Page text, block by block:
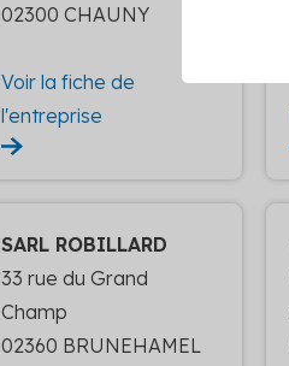
02300 CHAUNY
Voir la fiche de
l'entreprise
SARL ROBILLARD
33 rue du Grand
Champ
02360 BRUNEHAMEL